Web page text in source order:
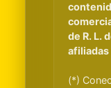
de R. L.
afiliadas
(*)